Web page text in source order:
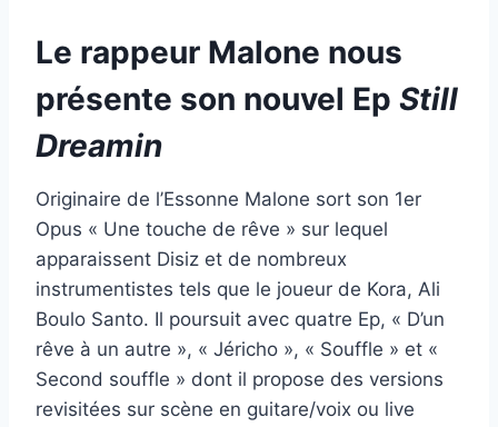
Le rappeur Malone nous
présente son nouvel Ep Still
Dreamin
Originaire de l’Essonne Malone sort son 1er
Opus « Une touche de rêve » sur lequel
apparaissent Disiz et de nombreux
instrumentistes tels que le joueur de Kora, Ali
Boulo Santo. Il poursuit avec quatre Ep, « D’un
rêve à un autre », « Jéricho », « Souffle » et «
Second souffle » dont il propose des versions
revisitées sur scène en guitare/voix ou live